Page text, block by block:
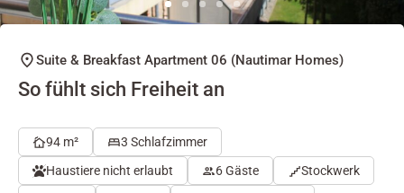
Suite & Breakfast Apartment 06 (Nautimar Homes)
So fühlt sich Freiheit an
94 m²
3 Schlafzimmer
Haustiere nicht erlaubt
6 Gäste
Stockwerk